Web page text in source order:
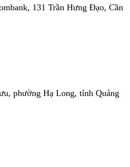
131 Trần Hưng Đạo, Cần
phường Hạ Long, tỉnh Quảng